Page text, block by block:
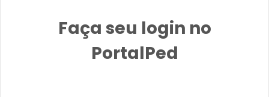
Faça seu login no
PortalPed